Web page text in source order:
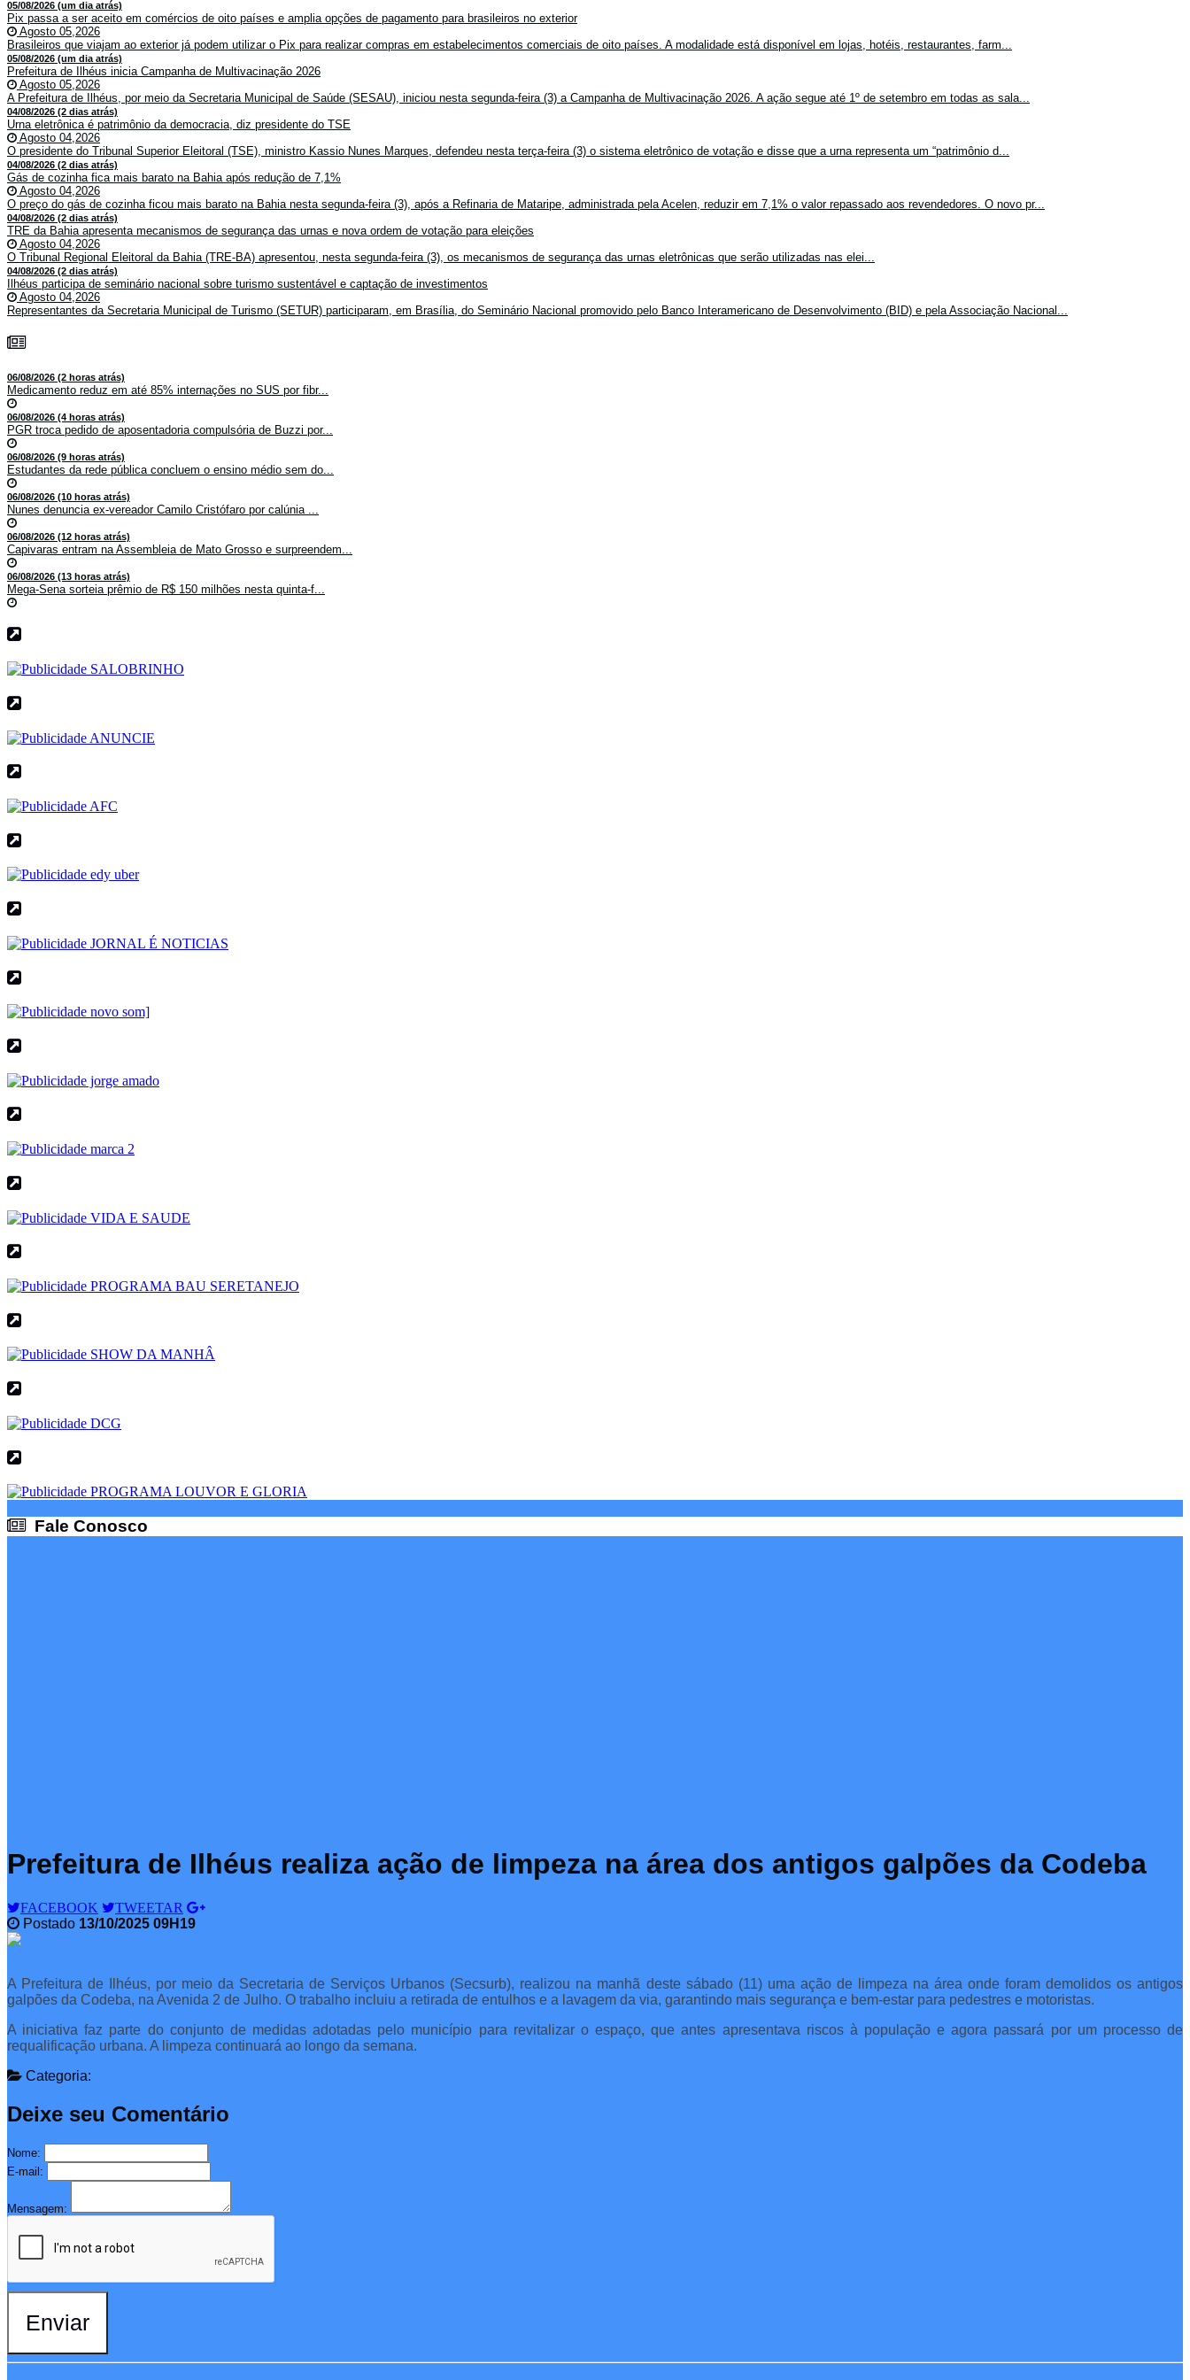
05/08/2026 (um dia atrás)
Pix passa a ser aceito em comércios de oito países e amplia opções de pagamento para brasileiros no exterior
Agosto 05,2026
Brasileiros que viajam ao exterior já podem utilizar o Pix para realizar compras em estabelecimentos comerciais de oito países. A modalidade está disponível em lojas, hotéis, restaurantes, farm...
05/08/2026 (um dia atrás)
Prefeitura de Ilhéus inicia Campanha de Multivacinação 2026
Agosto 05,2026
A Prefeitura de Ilhéus, por meio da Secretaria Municipal de Saúde (SESAU), iniciou nesta segunda-feira (3) a Campanha de Multivacinação 2026. A ação segue até 1º de setembro em todas as sala...
04/08/2026 (2 dias atrás)
Urna eletrônica é patrimônio da democracia, diz presidente do TSE
Agosto 04,2026
O presidente do Tribunal Superior Eleitoral (TSE), ministro Kassio Nunes Marques, defendeu nesta terça-feira (3) o sistema eletrônico de votação e disse que a urna representa um “patrimônio d...
04/08/2026 (2 dias atrás)
Gás de cozinha fica mais barato na Bahia após redução de 7,1%
Agosto 04,2026
O preço do gás de cozinha ficou mais barato na Bahia nesta segunda-feira (3), após a Refinaria de Mataripe, administrada pela Acelen, reduzir em 7,1% o valor repassado aos revendedores. O novo pr...
04/08/2026 (2 dias atrás)
TRE da Bahia apresenta mecanismos de segurança das urnas e nova ordem de votação para eleições
Agosto 04,2026
O Tribunal Regional Eleitoral da Bahia (TRE-BA) apresentou, nesta segunda-feira (3), os mecanismos de segurança das urnas eletrônicas que serão utilizadas nas elei...
04/08/2026 (2 dias atrás)
Ilhéus participa de seminário nacional sobre turismo sustentável e captação de investimentos
Agosto 04,2026
Representantes da Secretaria Municipal de Turismo (SETUR) participaram, em Brasília, do Seminário Nacional promovido pelo Banco Interamericano de Desenvolvimento (BID) e pela Associação Nacional...
06/08/2026 (2 horas atrás)
Medicamento reduz em até 85% internações no SUS por fibr...
06/08/2026 (4 horas atrás)
PGR troca pedido de aposentadoria compulsória de Buzzi por...
06/08/2026 (9 horas atrás)
Estudantes da rede pública concluem o ensino médio sem do...
06/08/2026 (10 horas atrás)
Nunes denuncia ex-vereador Camilo Cristófaro por calúnia ...
06/08/2026 (12 horas atrás)
Capivaras entram na Assembleia de Mato Grosso e surpreendem...
06/08/2026 (13 horas atrás)
Mega-Sena sorteia prêmio de R$ 150 milhões nesta quinta-f...
Fale Conosco
Prefeitura de Ilhéus realiza ação de limpeza na área dos antigos galpões da Codeba
FACEBOOK
TWEETAR
Postado 13/10/2025 09H19
A Prefeitura de Ilhéus, por meio da Secretaria de Serviços Urbanos (Secsurb), realizou na manhã deste sábado (11) uma ação de limpeza na área onde foram demolidos os antigos
galpões da Codeba, na Avenida 2 de Julho. O trabalho incluiu a retirada de entulhos e a lavagem da via, garantindo mais segurança e bem-estar para pedestres e motoristas.
A iniciativa faz parte do conjunto de medidas adotadas pelo município para revitalizar o espaço, que antes apresentava riscos à população e agora passará por um processo de
requalificação urbana. A limpeza continuará ao longo da semana.
Categoria:
Deixe seu Comentário
Nome:
E-mail:
Mensagem:
Enviar